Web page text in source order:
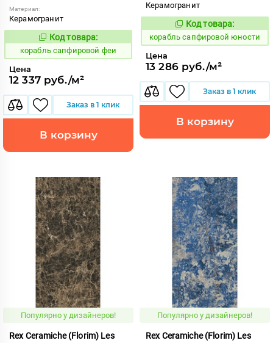
Материал:
Керамогранит
775863
Код товара:
корабль сапфировой феи
Цена
12 337 руб./м²
Заказ в 1 клик
В корзину
Керамогранит
775873
Код товара:
корабль сапфировой юности
Цена
13 286 руб./м²
Заказ в 1 клик
В корзину
Популярно у дизайнеров!
Rex Ceramiche (Florim) Les
Популярно у дизайнеров!
Rex Ceramiche (Florim) Les